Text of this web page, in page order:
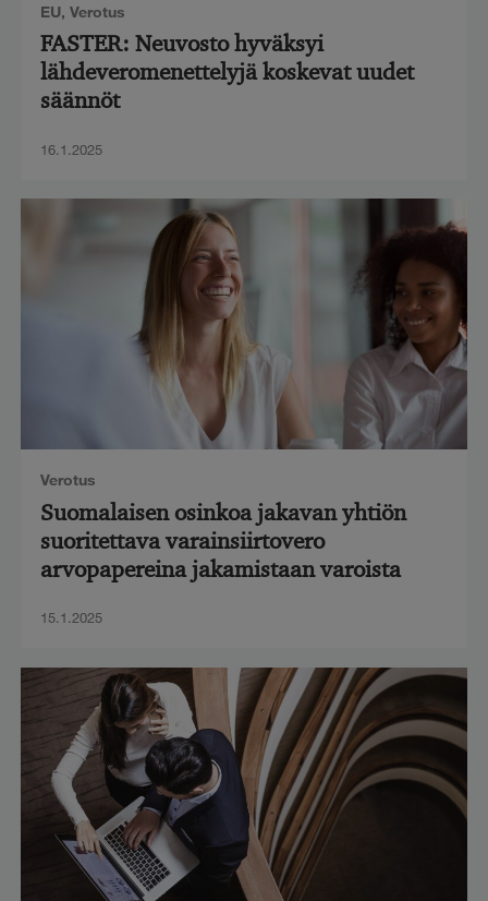
EU, Verotus
FASTER: Neuvosto hyväksyi
lähdeveromenettelyjä koskevat uudet
säännöt
16.1.2025
Verotus
Suomalaisen osinkoa jakavan yhtiön
suoritettava varainsiirtovero
arvopapereina jakamistaan varoista
15.1.2025